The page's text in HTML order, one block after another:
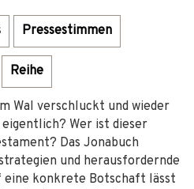
Pressestimmen
Reihe
Wal verschluckt und wieder
Wer ist dieser
Das Jonabuch
und herausfordernde
eine konkrete Botschaft lässt